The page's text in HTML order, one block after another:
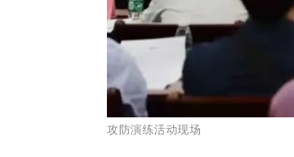
攻防演练活动现场